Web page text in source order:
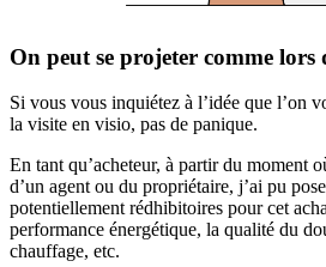
On peut se projeter comme lors
Si vous vous inquiétez à l’idée que l’on
la visite en visio, pas de panique.
En tant qu’acheteur, à partir du moment
d’un agent ou du propriétaire, j’ai pu
potentiellement rédhibitoires pour cet
performance énergétique, la qualité du
chauffage, etc.